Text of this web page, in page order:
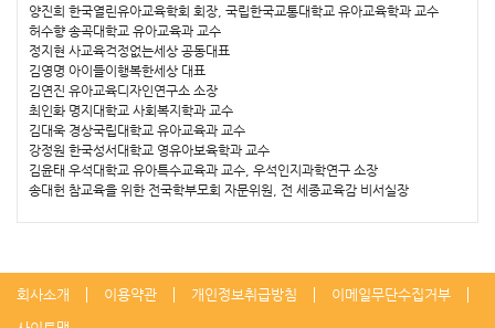
양진희 한국열린유아교육학회 회장, 국립한국교통대학교 유아교육학과 교수
허수향 송곡대학교 유아교육과 교수
정지현 사교육걱정없는세상 공동대표
김영명 아이들이행복한세상 대표
김연진 유아교육디자인연구소 소장
최인화 명지대학교 사회복지학과 교수
김대욱 경상국립대학교 유아교육과 교수
강정원 한국성서대학교 영유아보육학과 교수
김윤태 우석대학교 유아특수교육과 교수, 우석인지과학연구 소장
송대헌 참교육을 위한 전국학부모회 자문위원, 전 세종교육감 비서실장
회사소개 이용약관 개인정보취급방침
이메일무단수집거부